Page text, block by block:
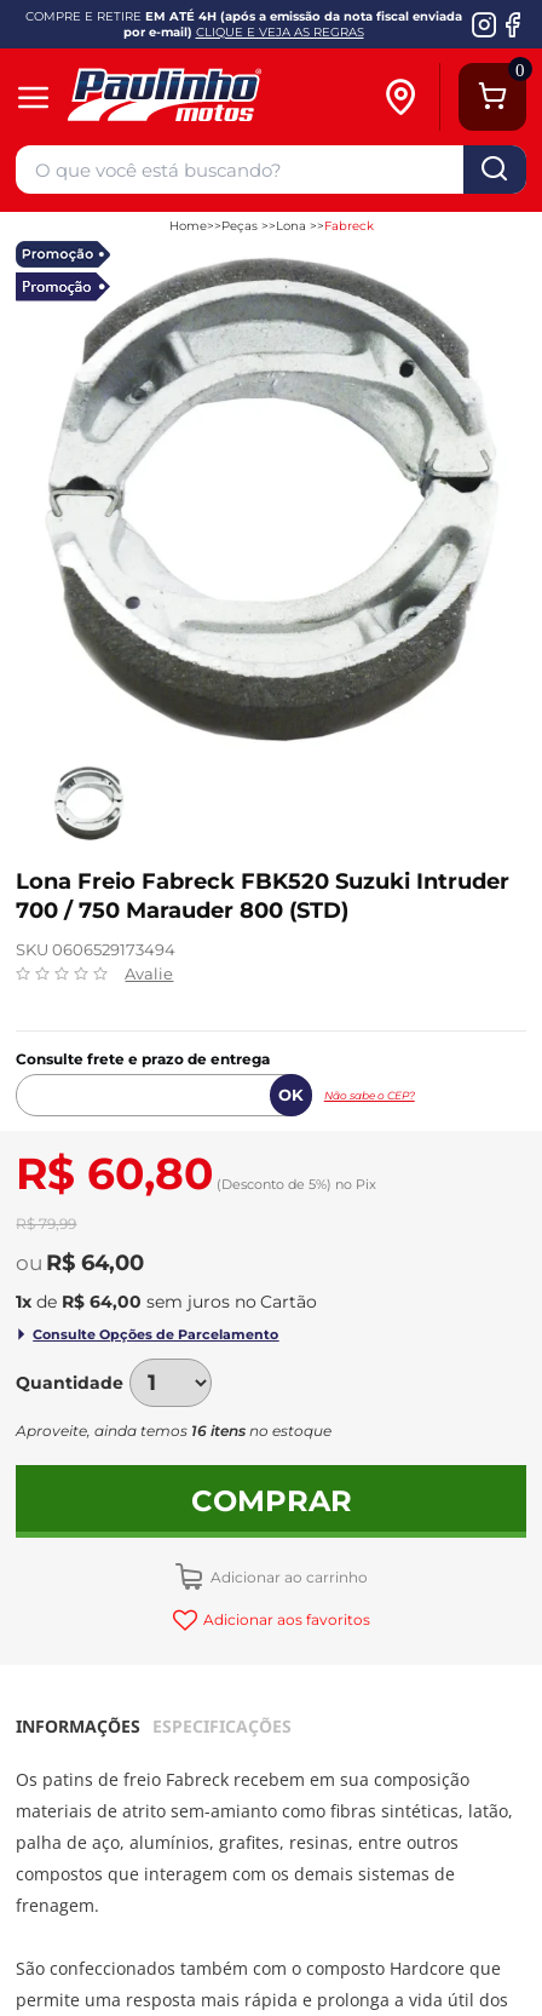
COMPRE E RETIRE EM ATÉ 4H (após a emissão da nota fiscal enviada
por e-mail) CLIQUE E VEJA AS REGRAS
0
Home Peças Lona Fabreck
Lona Freio Fabreck FBK520 Suzuki Intruder
700 / 750 Marauder 800 (STD)
SKU 0606529173494
Avalie
Consulte frete e prazo de entrega
Não sabe o CEP?
R$ 60,80 (Desconto de 5%) no Pix
R$ 79,99
R$ 64,00
1x de R$ 64,00 sem juros no
Quantidade
Aproveite, ainda temos 16 itens no estoque
COMPRAR
Adicionar ao carrinho
Adicionar aos favoritos
INFORMAÇÕES ESPECIFICAÇÕES
Os patins de freio Fabreck recebem em sua composição
materiais de atrito sem-amianto como fibras sintéticas, latão,
palha de aço, alumínios, grafites, resinas, entre outros
compostos que interagem com os demais sistemas de
frenagem.
São confeccionados também com o composto Hardcore que
permite uma resposta mais rápida e prolonga a vida útil dos